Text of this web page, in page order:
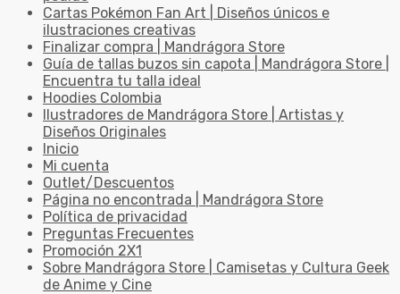
Cartas Pokémon Fan Art | Diseños únicos e
ilustraciones creativas
Finalizar compra | Mandrágora Store
Guía de tallas buzos sin capota | Mandrágora Store |
Encuentra tu talla ideal
Hoodies Colombia
Ilustradores de Mandrágora Store | Artistas y
Diseños Originales
Inicio
Mi cuenta
Outlet/Descuentos
Página no encontrada | Mandrágora Store
Política de privacidad
Preguntas Frecuentes
Promoción 2X1
Sobre Mandrágora Store | Camisetas y Cultura Geek
de Anime y Cine